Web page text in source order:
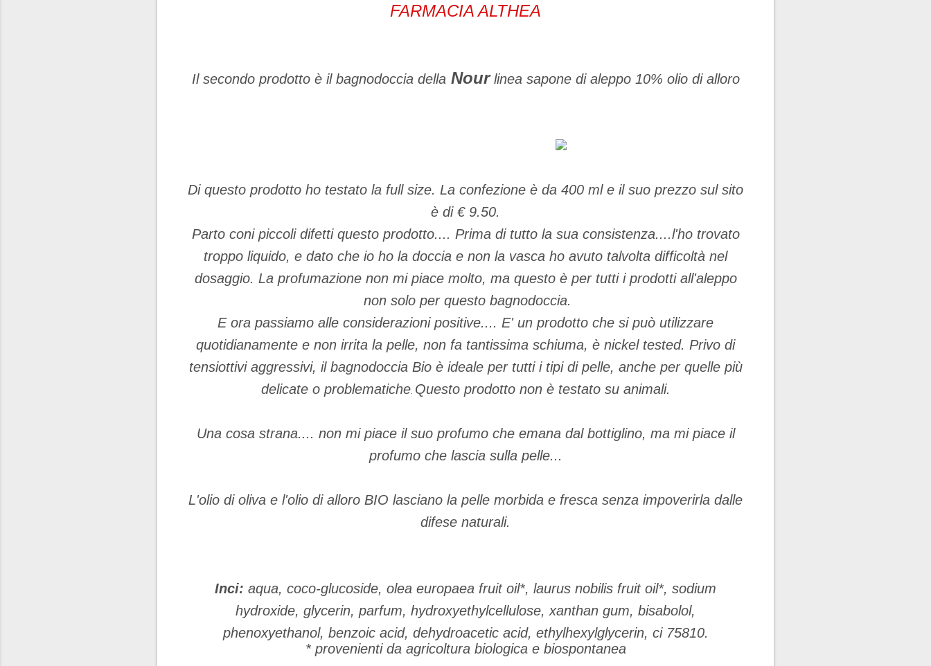
FARMACIA ALTHEA
Il secondo prodotto è il bagnodoccia dellaNourlinea sapone di aleppo 10% olio di alloro
Di questo prodotto ho testato la full size. La confezione è da 400 ml e il suo prezzo sul sito
è di € 9.50.
Parto coni piccoli difetti questo prodotto.... Prima di tutto la sua consistenza....l'ho trovato
troppo liquido, e dato che io ho la doccia e non la vasca ho avuto talvolta difficoltà nel
dosaggio. La profumazione non mi piace molto, ma questo è per tutti i prodotti all'aleppo
non solo per questo bagnodoccia.
E ora passiamo alle considerazioni positive.... E' un prodotto che si può utilizzare
quotidianamente e non irrita la pelle, non fa tantissima schiuma, è nickel tested. Privo di
tensiottivi aggressivi, il bagnodoccia Bio è ideale per tutti i tipi di pelle, anche per quelle più
delicate o problematiche. Questo prodotto non è testato su animali.
Una cosa strana.... non mi piace il suo profumo che emana dal bottiglino, ma mi piace il
profumo che lascia sulla pelle...
L'olio di oliva e l'olio di alloro BIO lasciano la pelle morbida e fresca senza impoverirla dalle
difese naturali.
Inci: aqua, coco-glucoside, olea europaea fruit oil*, laurus nobilis fruit oil*, sodium
hydroxide, glycerin, parfum, hydroxyethylcellulose, xanthan gum, bisabolol,
phenoxyethanol, benzoic acid, dehydroacetic acid, ethylhexylglycerin, ci 75810.
* provenienti da agricoltura biologica e biospontanea